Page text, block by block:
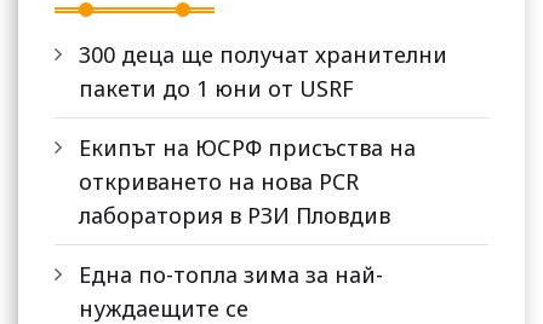
300 деца ще получат хранителни
пакети до 1 юни от USRF
Екипът на ЮСРФ присъства на
откриването на нова PCR
лаборатория в РЗИ Пловдив
Една по-топла зима за най-
нуждаещите се